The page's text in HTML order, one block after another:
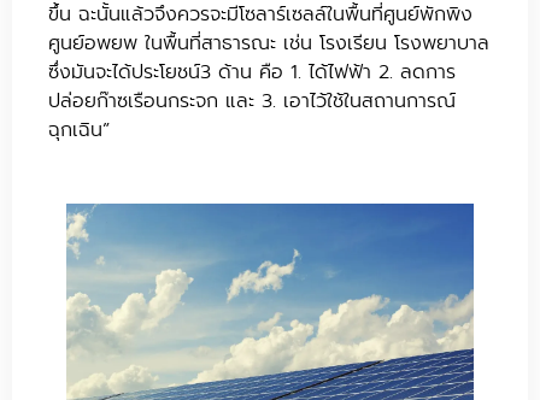
ขึ้น ฉะนั้นแล้วจึงควรจะมีโซลาร์เซลล์ในพื้นที่ศูนย์พักพิง
ศูนย์อพยพ ในพื้นที่สาธารณะ เช่น โรงเรียน โรงพยาบาล
ซึ่งมันจะได้ประโยชน์3 ด้าน คือ 1. ได้ไฟฟ้า 2. ลดการ
ปล่อยก๊าซเรือนกระจก และ 3. เอาไว้ใช้ในสถานการณ์
ฉุกเฉิน”